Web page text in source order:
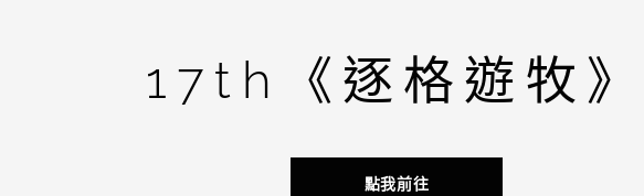
17th《逐格遊牧
點我前往